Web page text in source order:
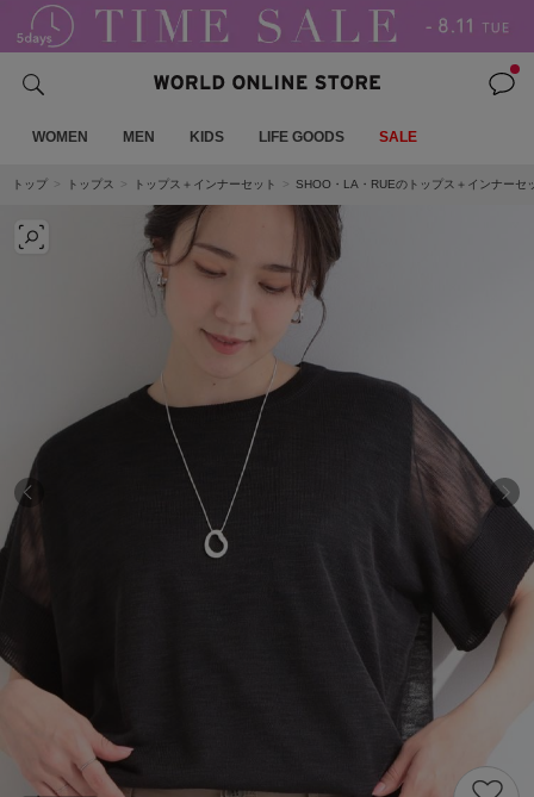
WOMEN MEN KIDS LIFE GOODS SALE
トップ トップス トップス＋インナーセット SHOO・LA・RUEのトップス＋インナーセ